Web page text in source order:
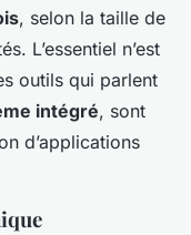
, selon la taille de
L’essentiel n’est
outils qui parlent
intégré, sont
d’applications